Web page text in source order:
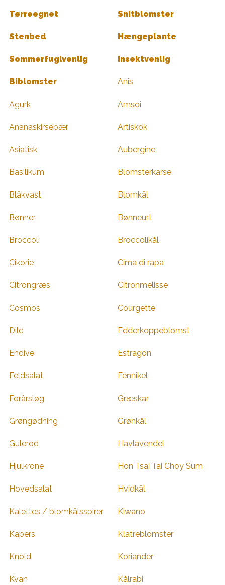
Tørreegnet Snitblomster
Stenbed Hængeplante
Sommerfuglvenlig Insektvenlig
Biblomster Anis
Agurk Amsoi
Ananaskirsebær Artiskok
Asiatisk Aubergine
Basilikum Blomsterkarse
Blåkvast Blomkål
Bønner Bønneurt
Broccoli Broccolikål
Cikorie Cima di rapa
Citrongræs Citronmelisse
Cosmos Courgette
Dild Edderkoppeblomst
Endive Estragon
Feldsalat Fennikel
Forårsløg Græskar
Grøngødning Grønkål
Gulerod Havlavendel
Hjulkrone Hon Tsai Tai Choy Sum
Hovedsalat Hvidkål
Kalettes / blomkålsspirer Kiwano
Kapers Klatreblomster
Knold Koriander
Kvan Kålrabi